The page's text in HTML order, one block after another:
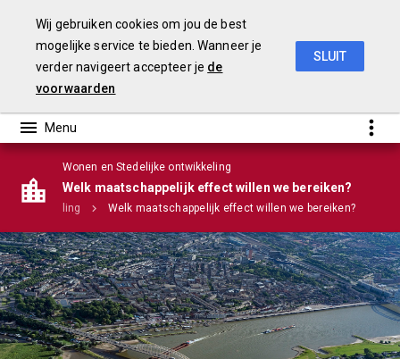
Infographic
Wonen en Stedelijke ontwikkeling
Welk maatschappelijk effect willen we bereiken?
ontwikkeling Welk maatschappelijk effect willen we bereiken?
Wij gebruiken cookies om jou de best
mogelijke service te bieden. Wanneer je
verder navigeert accepteer je de
voorwaarden
SLUIT